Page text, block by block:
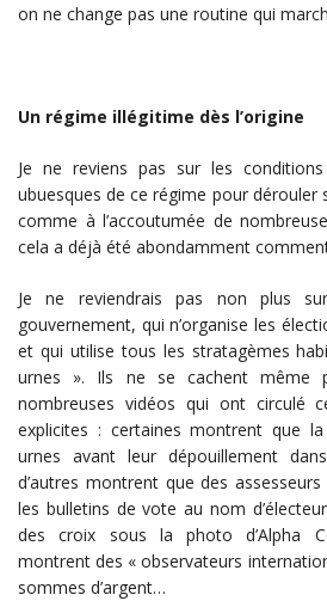
on ne change pas une routine qui
Un régime illégitime dès l’origine
Je ne reviens pas sur les
ubuesques de ce régime pour dérouler
comme à l’accoutumée de
cela a déjà été abondamment
Je ne reviendrais pas non plus
gouvernement, qui n’organise les
et qui utilise tous les stratagèmes
urnes ». Ils ne se cachent même
nombreuses vidéos qui ont circulé
explicites : certaines montrent que
urnes avant leur dépouillement
d’autres montrent que des
les bulletins de vote au nom
des croix sous la photo d’Alpha
montrent des « observateurs
sommes d’argent…